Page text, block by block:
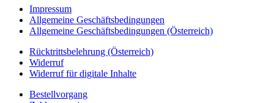
Impressum
Allgemeine Geschäftsbedingungen
Allgemeine Geschäftsbedingungen (Österreich)
Rücktrittsbelehrung (Österreich)
Widerruf
Widerruf für digitale Inhalte
Bestellvorgang